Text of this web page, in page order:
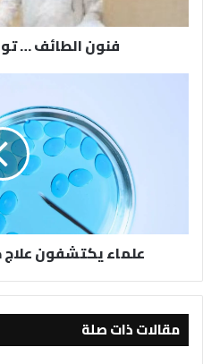
فنون الطائف …
علماء يكتشفون علاج
مقالات ذات صلة